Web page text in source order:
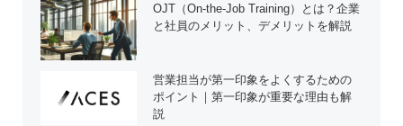
OJT（On-the-Job Training）とは？企業
と社員のメリット、デメリットを解説
営業担当が第一印象をよくするための
ポイント｜第一印象が重要な理由も解
説